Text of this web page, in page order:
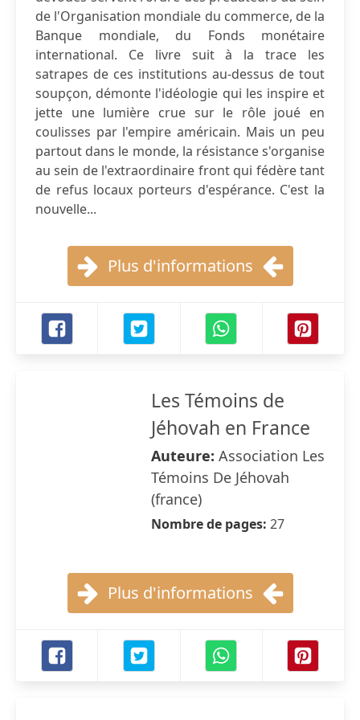
de l'Organisation mondiale du commerce, de la
Banque mondiale, du Fonds monétaire
international. Ce livre suit à la trace les
satrapes de ces institutions au-dessus de tout
soupçon, démonte l'idéologie qui les inspire et
jette une lumière crue sur le rôle joué en
coulisses par l'empire américain. Mais un peu
partout dans le monde, la résistance s'organise
au sein de l'extraordinaire front qui fédère tant
de refus locaux porteurs d'espérance. C'est la
nouvelle...
Plus d'informations
Les Témoins de
Jéhovah en France
Auteure: Association Les
Témoins De Jéhovah
(france)
Nombre de pages: 27
Plus d'informations